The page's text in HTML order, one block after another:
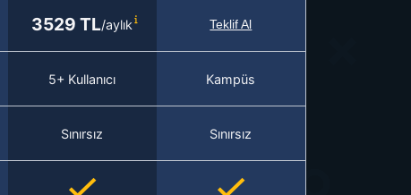
3529 TL/aylık Teklif Al
5+ Kullanıcı Kampüs
Sınırsız Sınırsız